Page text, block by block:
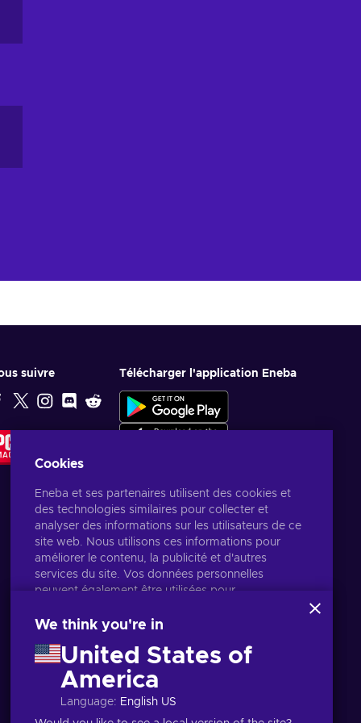
suivre Télécharger l'application Eneba
Cookies
Eneba et ses partenaires utilisent des cookies et
des technologies similaires pour collecter et
analyser des informations sur les utilisateurs de ce
site web. Nous utilisons ces informations pour
améliorer le contenu, la publicité et d'autres
services du site. Vos données personnelles
peuvent également être utilisées pour
En cliquant sur « Accepter tout », vous consentez à
partenaires. Vous pouvez ajuster votre
consentement en cliquant sur « Personnaliser ».
Pour plus d'informations sur l'utilisation de vos
données par Google, consultez
confidentialité Google Business.
We think you're in
United States of
America
Language: English US